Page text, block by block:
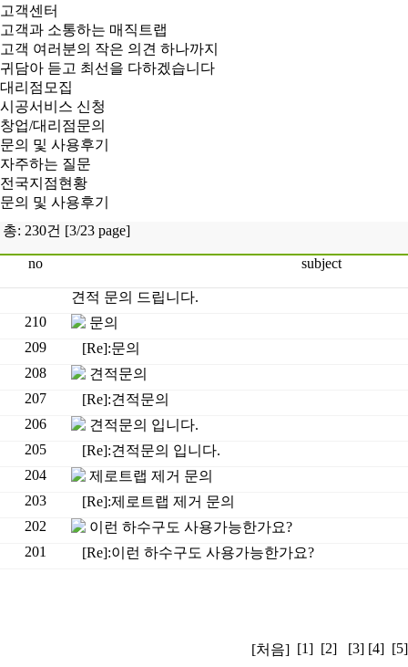
고객센터
고객과 소통하는 매직트랩
고객 여러분의 작은 의견 하나까지
귀담아 듣고 최선을 다하겠습니다
대리점모집
시공서비스 신청
창업/대리점문의
문의 및 사용후기
자주하는 질문
전국지점현황
문의 및 사용후기
총: 230건 [3/23 page]
no subject
견적 문의 드립니다.
210
문의
209
[Re]:문의
208
견적문의
207
[Re]:견적문의
206
견적문의 입니다.
205
[Re]:견적문의 입니다.
204
제로트랩 제거 문의
203
[Re]:제로트랩 제거 문의
202
이런 하수구도 사용가능한가요?
201
[Re]:이런 하수구도 사용가능한가요?
[처음] [1] [2] [3] [4] [5]